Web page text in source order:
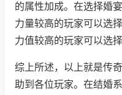
的属性加成。在选择婚
力量较高的玩家可以选
力值较高的玩家可以选
综上所述，以上就是传
助到各位玩家。在结婚